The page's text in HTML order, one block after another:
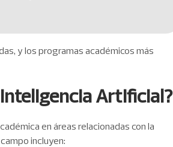
y los programas académicos más
Artificial?
en áreas relacionadas con la
incluyen: